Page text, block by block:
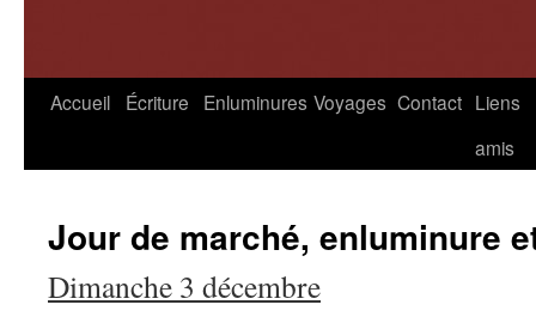
Aller
Accueil Écriture Enluminures Voyages Contact Liens
amis
Jour de marché, enluminure
Dimanche 3 décembre